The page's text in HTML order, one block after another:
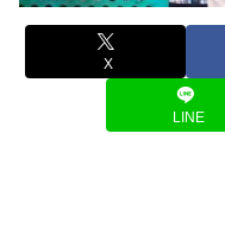
X
LINE